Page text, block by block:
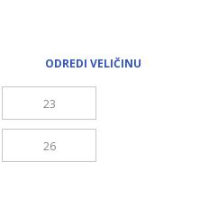
ODREDI VELIČINU
23
26